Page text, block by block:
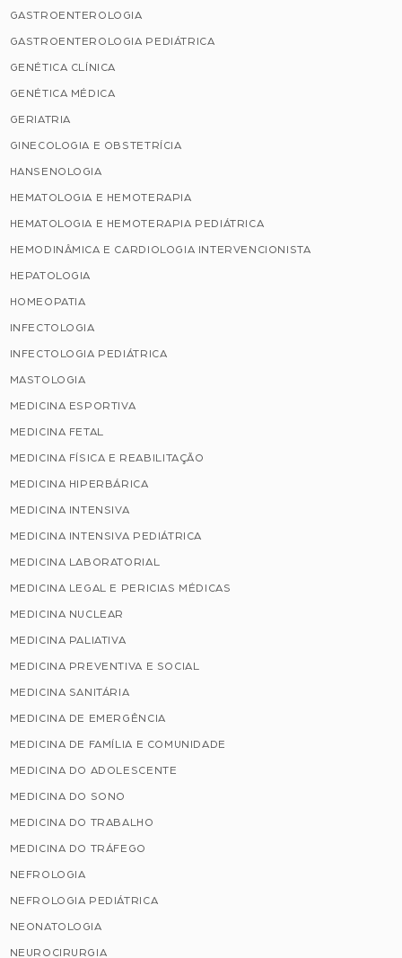
GASTROENTEROLOGIA
GASTROENTEROLOGIA PEDIÁTRICA
GENÉTICA CLÍNICA
GENÉTICA MÉDICA
GERIATRIA
GINECOLOGIA E OBSTETRÍCIA
HANSENOLOGIA
HEMATOLOGIA E HEMOTERAPIA
HEMATOLOGIA E HEMOTERAPIA PEDIÁTRICA
HEMODINÂMICA E CARDIOLOGIA INTERVENCIONISTA
HEPATOLOGIA
HOMEOPATIA
INFECTOLOGIA
INFECTOLOGIA PEDIÁTRICA
MASTOLOGIA
MEDICINA ESPORTIVA
MEDICINA FETAL
MEDICINA FÍSICA E REABILITAÇÃO
MEDICINA HIPERBÁRICA
MEDICINA INTENSIVA
MEDICINA INTENSIVA PEDIÁTRICA
MEDICINA LABORATORIAL
MEDICINA LEGAL E PERICIAS MÉDICAS
MEDICINA NUCLEAR
MEDICINA PALIATIVA
MEDICINA PREVENTIVA E SOCIAL
MEDICINA SANITÁRIA
MEDICINA DE EMERGÊNCIA
MEDICINA DE FAMÍLIA E COMUNIDADE
MEDICINA DO ADOLESCENTE
MEDICINA DO SONO
MEDICINA DO TRABALHO
MEDICINA DO TRÁFEGO
NEFROLOGIA
NEFROLOGIA PEDIÁTRICA
NEONATOLOGIA
NEUROCIRURGIA